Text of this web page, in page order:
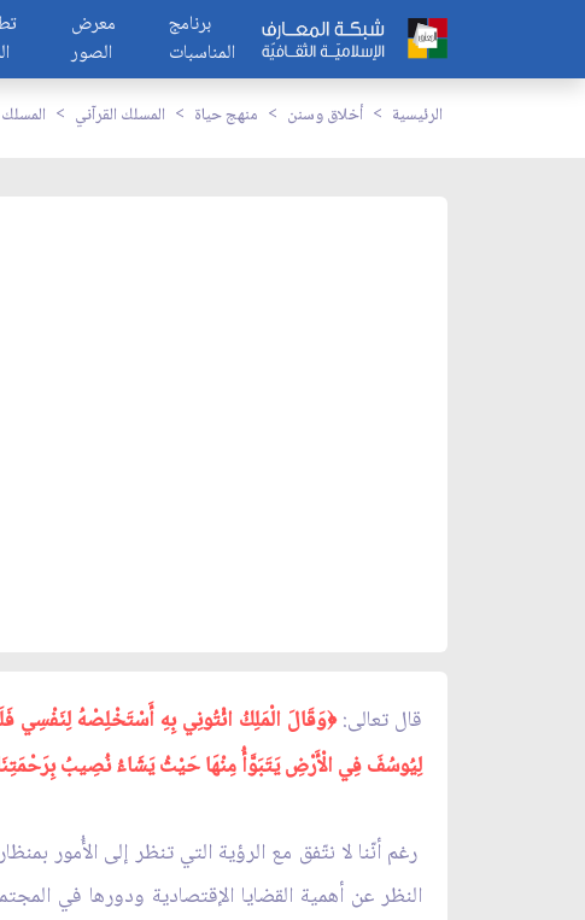
معرض
الصور
برنامج
المناسبات
الرئيسية أخلاق وسنن منهج حياة المسلك القرآني
قال تعالى:﴿
لِيُوسُفَ فِي الْأَرْضِ يَتَبَوَّأُ مِنْهَا حَيْثُ يَشَاءُ نُصِيبُ بِرَحْمَتِنَا مَنْ نَشَاءُ وَلَا نُضِيعُ أَجْرَ
رغم أنّنا لا نتّفق مع الرؤية التي تنظر إلى الأُمور
النظر عن أهمية القضايا الإقتصادية ودورها في